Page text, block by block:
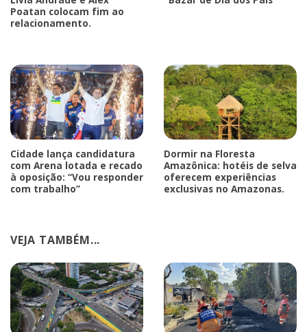
Poatan colocam fim ao
relacionamento.
Cidade lança candidatura
com Arena lotada e recado
à oposição: “Vou responder
com trabalho”
Dormir na Floresta
Amazônica: hotéis de selva
oferecem experiências
exclusivas no Amazonas.
VEJA TAMBÉM...